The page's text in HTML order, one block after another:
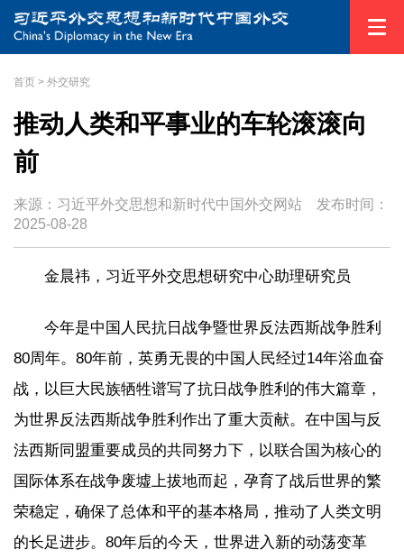
首页 > 外交研究
推动人类和平事业的车轮滚滚向
前
来源：习近平外交思想和新时代中国外交网站 发布时间：
2025-08-28
金晨祎，习近平外交思想研究中心助理研究员
今年是中国人民抗日战争暨世界反法西斯战争胜利
80周年。80年前，英勇无畏的中国人民经过14年浴血奋
战，以巨大民族牺牲谱写了抗日战争胜利的伟大篇章，
为世界反法西斯战争胜利作出了重大贡献。在中国与反
法西斯同盟重要成员的共同努力下，以联合国为核心的
国际体系在战争废墟上拔地而起，孕育了战后世界的繁
荣稳定，确保了总体和平的基本格局，推动了人类文明
的长足进步。80年后的今天，世界进入新的动荡变革